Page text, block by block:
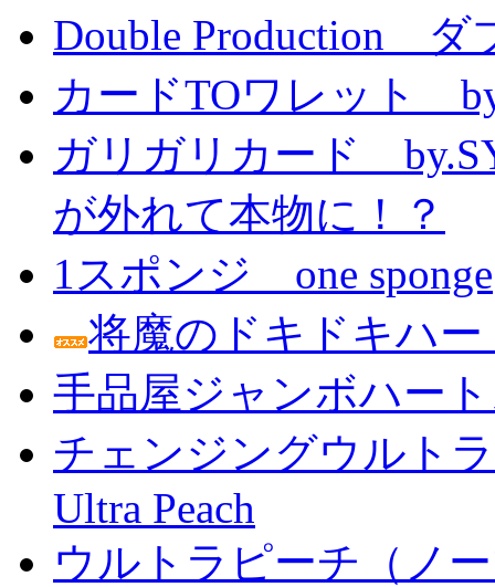
Double Production ダ
カードTOワレット
ガリガリカード
が外れて本物に！？
1スポンジ one sponge
将魔のドキドキハ
手品屋ジャンボハー
チェンジングウルト
Ultra Peach
ウルトラピーチ（ノ